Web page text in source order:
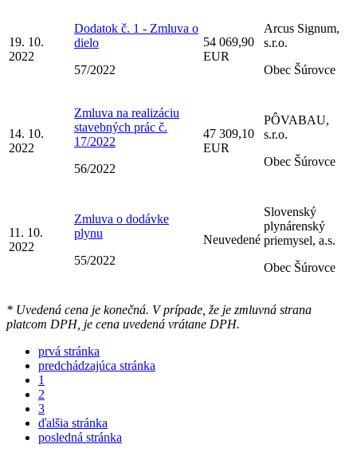
19. 10.
2022
Dodatok č. 1 - Zmluva o
dielo
57/2022
54 069,90
EUR
Arcus Signum,
s.r.o.
Obec Šúrovce
14. 10.
2022
Zmluva na realizáciu
stavebných prác č.
17/2022
56/2022
47 309,10
EUR
PÔVABAU,
s.r.o.
Obec Šúrovce
11. 10.
2022
Zmluva o dodávke
plynu
55/2022
Neuvedené
Slovenský
plynárenský
priemysel, a.s.
Obec Šúrovce
* Uvedená cena je konečná. V prípade, že je zmluvná strana
platcom DPH, je cena uvedená vrátane DPH.
prvá stránka
predchádzajúca stránka
1
2
3
ďalšia stránka
posledná stránka